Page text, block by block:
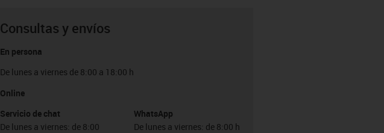
Consultas y envíos
En persona
De lunes a viernes de 8:00 a 18:00 h
Online
Servicio de chat
De lunes a viernes: de 8:00
WhatsApp
De lunes a viernes: de 8:00 h